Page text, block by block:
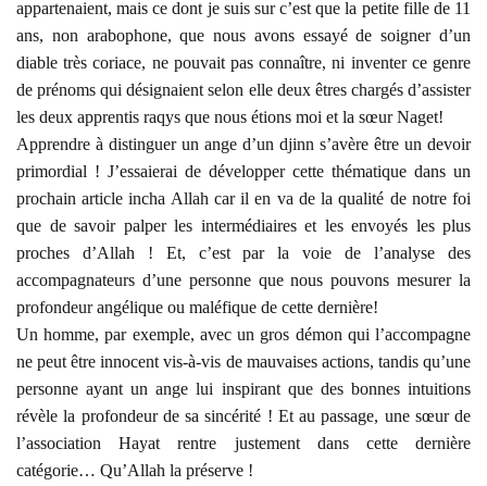
appartenaient, mais ce dont je suis sur c’est que la petite fille de 11
ans, non arabophone, que nous avons essayé de soigner d’un
diable très coriace, ne pouvait pas connaître, ni inventer ce genre
de prénoms qui désignaient selon elle deux êtres chargés d’assister
les deux apprentis raqys que nous étions moi et la sœur Naget!
Apprendre à distinguer un ange d’un djinn s’avère être un devoir
primordial ! J’essaierai de développer cette thématique dans un
prochain article incha Allah car il en va de la qualité de notre foi
que de savoir palper les intermédiaires et les envoyés les plus
proches d’Allah ! Et, c’est par la voie de l’analyse des
accompagnateurs d’une personne que nous pouvons mesurer la
profondeur angélique ou maléfique de cette dernière!
Un homme, par exemple, avec un gros démon qui l’accompagne
ne peut être innocent vis-à-vis de mauvaises actions, tandis qu’une
personne ayant un ange lui inspirant que des bonnes intuitions
révèle la profondeur de sa sincérité ! Et au passage, une sœur de
l’association Hayat rentre justement dans cette dernière
catégorie… Qu’Allah la préserve !